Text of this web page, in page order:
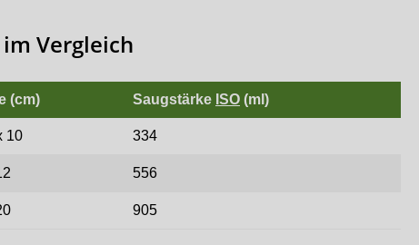
Vergleich
(cm) Saugstärke ISO (ml)
10 334
556
905